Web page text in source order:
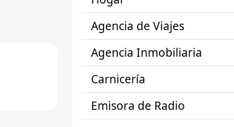
Agencia de Viajes
Agencia Inmobiliaria
Carnicería
Emisora de Radio